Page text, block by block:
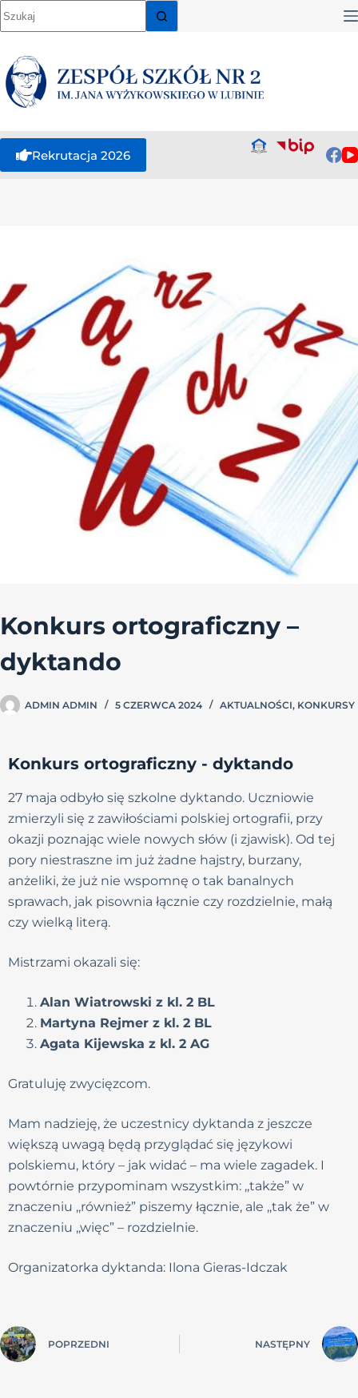
Rekrutacja 2026
Konkurs ortograficzny –
dyktando
ADMIN ADMIN 5 CZERWCA 2024 AKTUALNOŚCI, KONKURSY
Konkurs ortograficzny - dyktando
27 maja odbyło się szkolne dyktando. Uczniowie
zmierzyli się z zawiłościami polskiej ortografii, przy
okazji poznając wiele nowych słów (i zjawisk). Od tej
pory niestraszne im już żadne hajstry, burzany,
anżeliki, że już nie wspomnę o tak banalnych
sprawach, jak pisownia łącznie czy rozdzielnie, małą
czy wielką literą.
Mistrzami okazali się:
Alan Wiatrowski z kl. 2 BL
Martyna Rejmer z kl. 2 BL
Agata Kijewska z kl. 2 AG
Gratuluję zwycięzcom.
Mam nadzieję, że uczestnicy dyktanda z jeszcze
większą uwagą będą przyglądać się językowi
polskiemu, który – jak widać – ma wiele zagadek. I
powtórnie przypominam wszystkim: ,,także” w
znaczeniu ,,również” piszemy łącznie, ale ,,tak że” w
znaczeniu ,,więc” – rozdzielnie.
Organizatorka dyktanda: Ilona Gieras-Idczak
POPRZEDNI NASTĘPNY